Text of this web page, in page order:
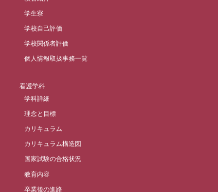
学生寮
学校自己評価
学校関係者評価
個人情報取扱事務一覧
看護学科
学科詳細
理念と目標
カリキュラム
カリキュラム構造図
国家試験の合格状況
教育内容
卒業後の進路